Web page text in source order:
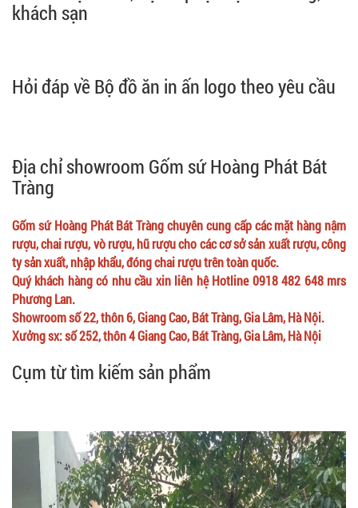
khách sạn
Hỏi đáp về Bộ đồ ăn in ấn logo theo yêu cầu
Địa chỉ showroom Gốm sứ Hoàng Phát Bát
Tràng
Gốm sứ Hoàng Phát Bát Tràng chuyên cung cấp các mặt hàng nậm
rượu, chai rượu, vò rượu, hũ rượu cho các cơ sở sản xuất rượu, công
ty sản xuất, nhập khẩu, đóng chai rượu trên toàn quốc.
Quý khách hàng có nhu cầu xin liên hệ Hotline 0918 482 648 mrs
Phương Lan.
Showroom số 22, thôn 6, Giang Cao, Bát Tràng, Gia Lâm, Hà Nội.
Xưởng sx: số 252, thôn 4 Giang Cao, Bát Tràng, Gia Lâm, Hà Nội
Cụm từ tìm kiếm sản phẩm